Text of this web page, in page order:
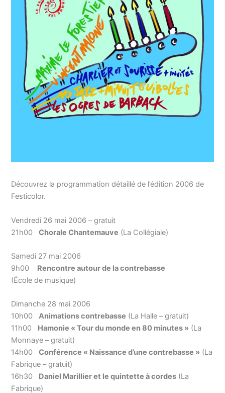
Découvrez la programmation détaillé de l’édition 2006 de
Festicolor.
Vendredi 26 mai 2006 – gratuit
21h00 Chorale Chantemauve (La Collégiale)
Samedi 27 mai 2006
9h00 Rencontre autour de la contrebasse
(École de musique)
Dimanche 28 mai 2006
10h00 Animations contrebasse (La Halle – gratuit)
11h00 Hamonie « Tour du monde en 80 minutes » (La
Monnaye – gratuit)
14h00 Conférence « Naissance d’une contrebasse » (La
Fabrique – gratuit)
16h30 Daniel Marillier et le quintette à cordes(La
Fabrique)